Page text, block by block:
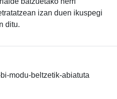
izan duen ikuspegi
ditu.